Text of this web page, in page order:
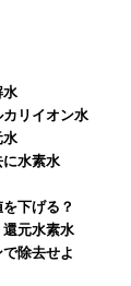
リイオン水
水素水
下げる？
元水素水
除去せよ